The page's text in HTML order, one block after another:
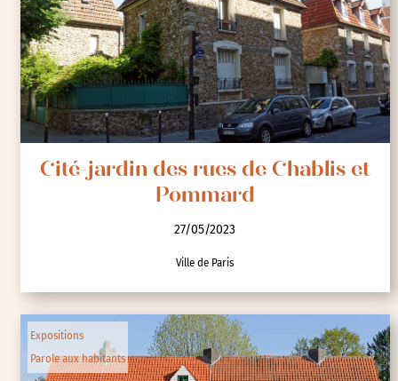
Cité-jardin des rues de Chablis et
Pommard
27/05/2023
Ville de Paris
Expositions
Parole aux habitants